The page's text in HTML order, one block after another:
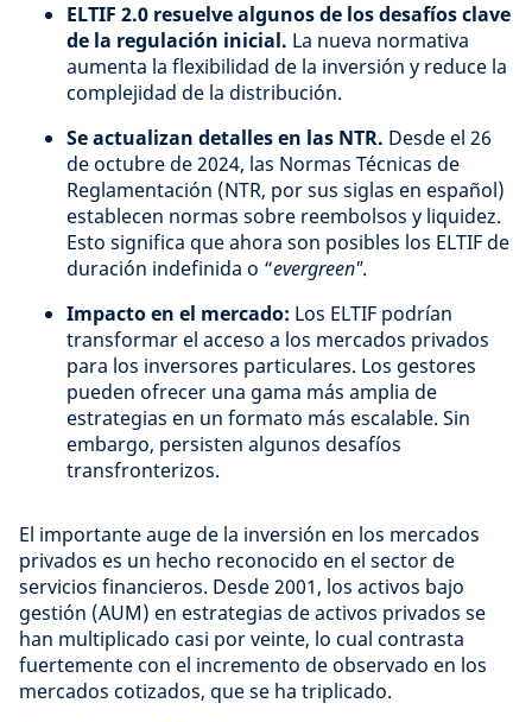
ELTIF 2.0 resuelve algunos de los desafíos clave
de la regulación inicial. La nueva normativa
aumenta la flexibilidad de la inversión y reduce la
complejidad de la distribución.
Se actualizan detalles en las NTR. Desde el 26
de octubre de 2024, las Normas Técnicas de
Reglamentación (NTR, por sus siglas en español)
establecen normas sobre reembolsos y liquidez.
Esto significa que ahora son posibles los ELTIF de
duración indefinida o “evergreen".
Impacto en el mercado: Los ELTIF podrían
transformar el acceso a los mercados privados
para los inversores particulares. Los gestores
pueden ofrecer una gama más amplia de
estrategias en un formato más escalable. Sin
embargo, persisten algunos desafíos
transfronterizos.
El importante auge de la inversión en los mercados
privados es un hecho reconocido en el sector de
servicios financieros. Desde 2001, los activos bajo
gestión (AUM) en estrategias de activos privados se
han multiplicado casi por veinte, lo cual contrasta
fuertemente con el incremento de observado en los
mercados cotizados, que se ha triplicado.